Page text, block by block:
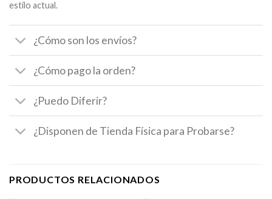
estilo actual.
¿Cómo son los envíos?
¿Cómo pago la orden?
¿Puedo Diferir?
¿Disponen de Tienda Física para Probarse?
PRODUCTOS RELACIONADOS